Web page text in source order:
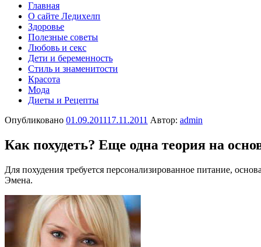
Главная
О сайте Ледихелп
Здоровье
Полезные советы
Любовь и секс
Дети и беременность
Стиль и знаменитости
Красота
Мода
Диеты и Рецепты
Опубликовано 01.09.201117.11.2011 Автор: admin
Как похудеть? Еще одна теория на
Для похудения требуется персонализированное питание,
Эмена.